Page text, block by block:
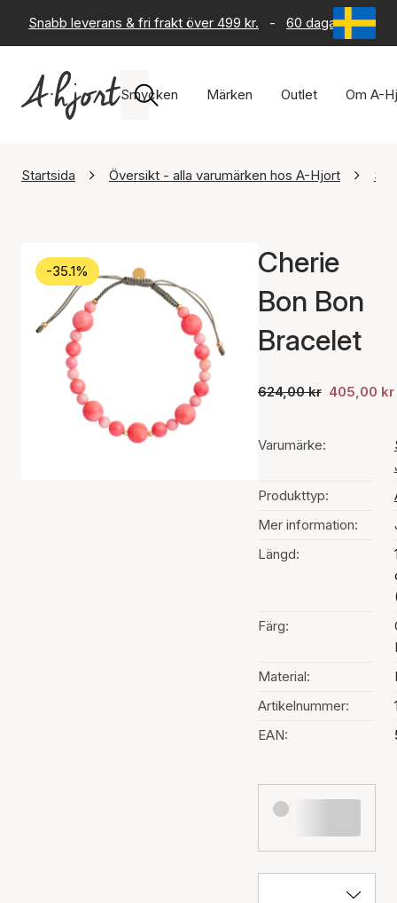
Snabb leverans & fri frakt över 499 kr. - 60 dagars
Smycken Märken Outlet Om A-
Startsida Översikt - alla varumärken hos A-Hjort
-35.1%
Cherie
Bon Bon
Bracelet
624,00 kr 405,00 kr
Varumärke:
Produkttyp:
Mer information:
Längd:
Färg:
Material:
Artikelnummer:
EAN: